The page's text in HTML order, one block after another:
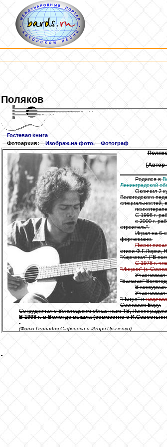
Поляков
Гостевая книга
Фотоархив:
Изображ.на фото.
Фотограф
[Автор
Родился в
Ленинградской
Окончил 2
Вологодского
специальностей,
С 1998 г.
с 2000 г.
строитель".
Играл на 6-
фортепиано.
Песни
стихи Ф.Г.Лорки,
"Каргопол" ("В
С 1978 г.
"Ингрия" (г.
Участвовал
"Балаган"
В
Участвовал
"Петух" и
Сосновом Бору.
Сотрудничал с Вологодским областным ТВ,
В 1998 г. в Вологде вышла (совместно с
(Фото Геннадия Сафонова и Игоря Праченко)